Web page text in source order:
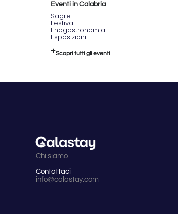
Eventi in Calabria
Sagre
Festival
Enogastronomia
Esposizioni
Scopri tutti gli eventi
Chi siamo
Contattaci
info@calastay.com